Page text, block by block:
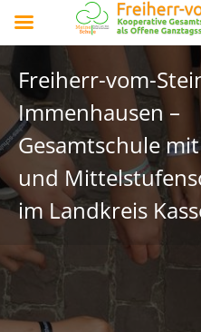
Freiherr-vom-
Immenhausen –
Gesamtschule
und
im Landkreis